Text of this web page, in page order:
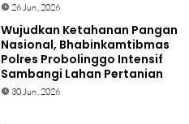
26 Jun, 2026
Wujudkan Ketahanan Pangan
Nasional, Bhabinkamtibmas
Polres Probolinggo Intensif
Sambangi Lahan Pertanian
30 Jun, 2026